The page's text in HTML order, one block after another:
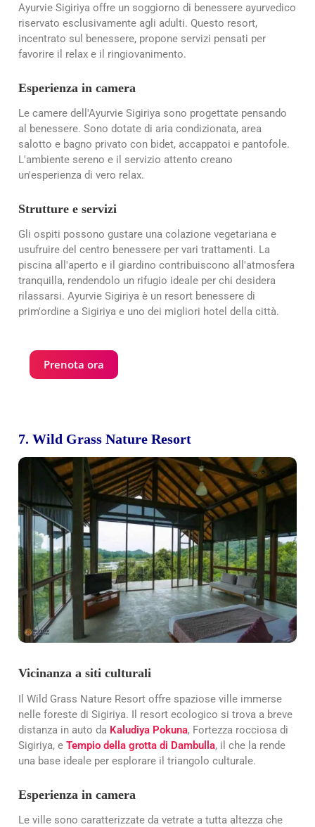
Ayurvie Sigiriya offre un soggiorno di benessere ayurvedico
riservato esclusivamente agli adulti. Questo resort,
incentrato sul benessere, propone servizi pensati per
favorire il relax e il ringiovanimento.
Esperienza in camera
Le camere dell'Ayurvie Sigiriya sono progettate pensando
al benessere. Sono dotate di aria condizionata, area
salotto e bagno privato con bidet, accappatoi e pantofole.
L'ambiente sereno e il servizio attento creano
un'esperienza di vero relax.
Strutture e servizi
Gli ospiti possono gustare una colazione vegetariana e
usufruire del centro benessere per vari trattamenti. La
piscina all'aperto e il giardino contribuiscono all'atmosfera
tranquilla, rendendolo un rifugio ideale per chi desidera
rilassarsi. Ayurvie Sigiriya è un resort benessere di
prim'ordine a Sigiriya e uno dei migliori hotel della città.
Prenota ora
7. Wild Grass Nature Resort
Vicinanza a siti culturali
Il Wild Grass Nature Resort offre spaziose ville immerse
nelle foreste di Sigiriya. Il resort ecologico si trova a breve
distanza in auto da Kaludiya Pokuna, Fortezza rocciosa di
Sigiriya, e Tempio della grotta di Dambulla, il che la rende
una base ideale per esplorare il triangolo culturale.
Esperienza in camera
Le ville sono caratterizzate da vetrate a tutta altezza che